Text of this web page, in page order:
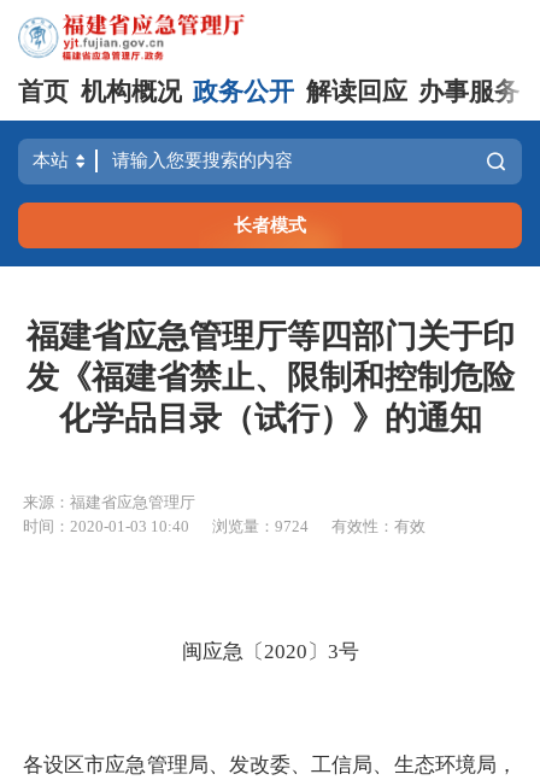
首页 机构概况 政务公开 解读回应 办事服务
长者模式
福建省应急管理厅等四部门关于印
发《福建省禁止、限制和控制危险
化学品目录（试行）》的通知
来源：福建省应急管理厅
时间：2020-01-03 10:40
浏览量：9724 有效性：有效
闽应急〔2020〕3号
各设区市应急管理局、发改委、工信局、生态环境局，